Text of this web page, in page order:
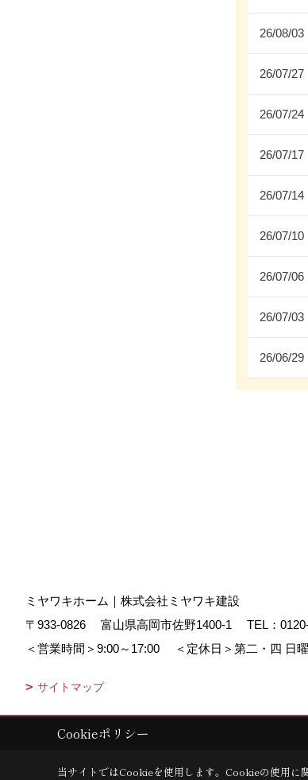
26/08/03
26/07/27
26/07/24
26/07/17
26/07/14
26/07/10
26/07/06
26/07/03
26/06/29
ミヤワキホーム｜株式会社ミヤワキ建設
〒933-0826
富山県高岡市佐野1400-1 TEL：
＜営業時間＞9:00～17:00
＜定休日＞第二・四 日
サイトマップ
Copyright (c) MIYAWAKI HOME. All Rights Reserved.
Cookieポリシー
当サイトではCookieを使用します。 Cookieの使用に